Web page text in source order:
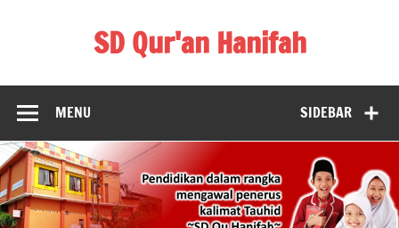
SD Qur'an Hanifah
SIDEBAR
MENU